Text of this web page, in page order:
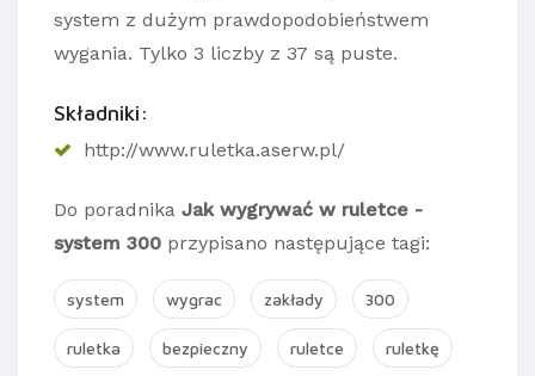
system z dużym prawdopodobieństwem
wygania. Tylko 3 liczby z 37 są puste.
Składniki:
http://www.ruletka.aserw.pl/
Do poradnika Jak wygrywać w ruletce -
system 300 przypisano następujące tagi:
system wygrac zakłady 300
ruletka bezpieczny ruletce ruletkę